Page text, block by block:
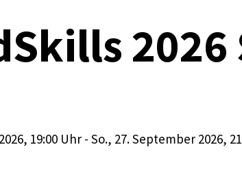
2026
, 19:00 Uhr - So., 27. September 2026,